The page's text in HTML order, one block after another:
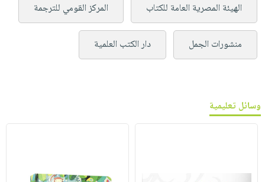
الهيئة المصرية العامة للكتاب المركز القومي للترجمة
منشورات الجمل دار الكتب العلمية
وسائل تعليمية